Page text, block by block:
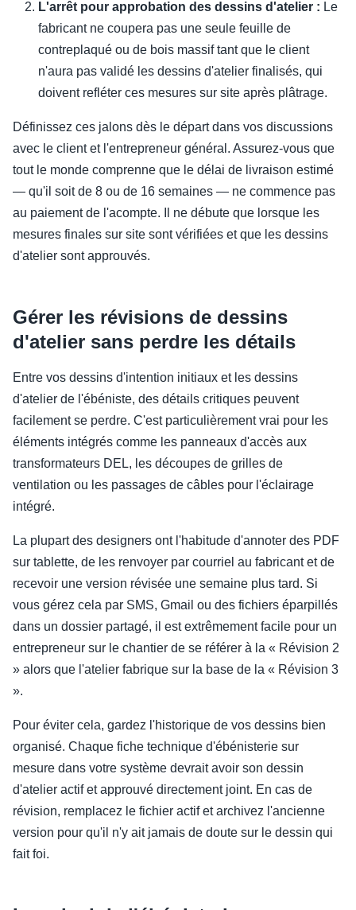
L'arrêt pour approbation des dessins d'atelier : Le
fabricant ne coupera pas une seule feuille de
contreplaqué ou de bois massif tant que le client
n'aura pas validé les dessins d'atelier finalisés, qui
doivent refléter ces mesures sur site après plâtrage.
Définissez ces jalons dès le départ dans vos discussions
avec le client et l'entrepreneur général. Assurez-vous que
tout le monde comprenne que le délai de livraison estimé
— qu'il soit de 8 ou de 16 semaines — ne commence pas
au paiement de l'acompte. Il ne débute que lorsque les
mesures finales sur site sont vérifiées et que les dessins
d'atelier sont approuvés.
Gérer les révisions de dessins
d'atelier sans perdre les détails
Entre vos dessins d'intention initiaux et les dessins
d'atelier de l'ébéniste, des détails critiques peuvent
facilement se perdre. C'est particulièrement vrai pour les
éléments intégrés comme les panneaux d'accès aux
transformateurs DEL, les découpes de grilles de
ventilation ou les passages de câbles pour l'éclairage
intégré.
La plupart des designers ont l'habitude d'annoter des PDF
sur tablette, de les renvoyer par courriel au fabricant et de
recevoir une version révisée une semaine plus tard. Si
vous gérez cela par SMS, Gmail ou des fichiers éparpillés
dans un dossier partagé, il est extrêmement facile pour un
entrepreneur sur le chantier de se référer à la « Révision 2
» alors que l'atelier fabrique sur la base de la « Révision 3
».
Pour éviter cela, gardez l'historique de vos dessins bien
organisé. Chaque fiche technique d'ébénisterie sur
mesure dans votre système devrait avoir son dessin
d'atelier actif et approuvé directement joint. En cas de
révision, remplacez le fichier actif et archivez l'ancienne
version pour qu'il n'y ait jamais de doute sur le dessin qui
fait foi.